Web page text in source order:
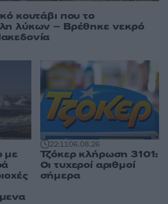
κουτάβι που το
λύκων – Βρέθηκε νεκρό
με
22:1106.08.26
Τζόκερ κλήρωση 3101:
Οι τυχεροί αριθμοί
σήμερα